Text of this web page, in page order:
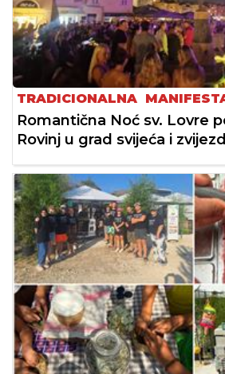
TRADICIONALNA
Romantična Noć sv. Lovre
Rovinj u grad svijeća i